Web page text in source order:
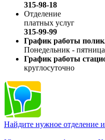
315-98-18
Отделение
платных услуг
315-99-99
График работы
Понедельник -
График работы
круглосуточно
Найдите нужное отделение